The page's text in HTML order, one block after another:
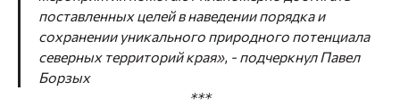
поставленных целей в наведении порядка и
сохранении уникального природного потенциала
северных территорий края», - подчеркнул Павел
Борзых
***